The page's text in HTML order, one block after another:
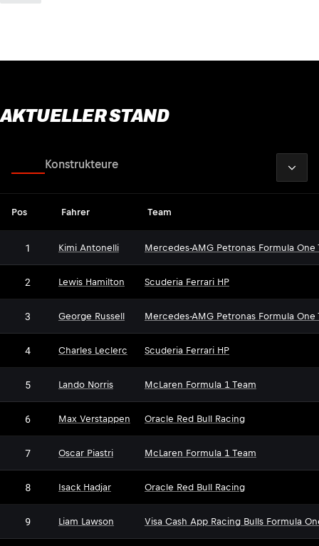
AKTUELLER STAND
Konstrukteure
Pos Fahrer Team
1 Kimi Antonelli Mercedes-AMG Petronas Formula One
2 Lewis Hamilton Scuderia Ferrari HP
3 George Russell Mercedes-AMG Petronas Formula One
4 Charles Leclerc Scuderia Ferrari HP
5 Lando Norris McLaren Formula 1 Team
6 Max Verstappen Oracle Red Bull Racing
7 Oscar Piastri McLaren Formula 1 Team
8 Isack Hadjar Oracle Red Bull Racing
9 Liam Lawson Visa Cash App Racing Bulls Formula